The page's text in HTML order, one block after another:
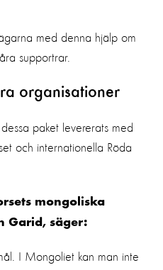
med denna hjälp om
supportrar.
organisationer
paket levererats med
och internationella Röda
mongoliska
Garid, säger:
I Mongoliet kan man inte